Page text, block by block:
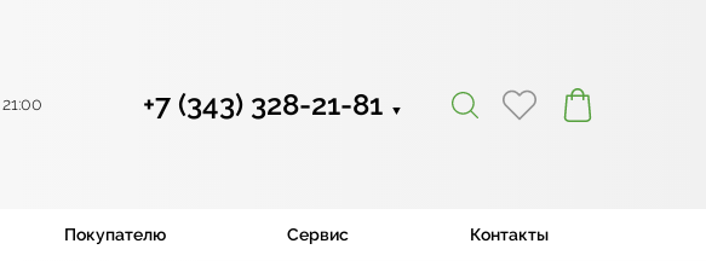
+7 (343) 328-21-81 ▼
Покупателю Сервис Контакты